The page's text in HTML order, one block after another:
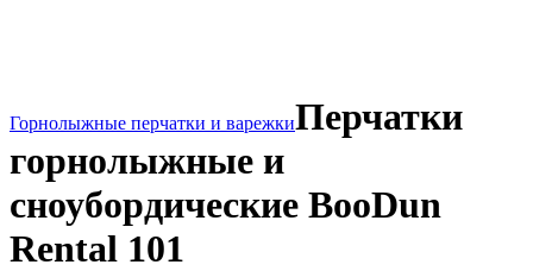
Горнолыжные перчатки и варежкиПерчатки
горнолыжные и
сноубордические BooDun
Rental 101